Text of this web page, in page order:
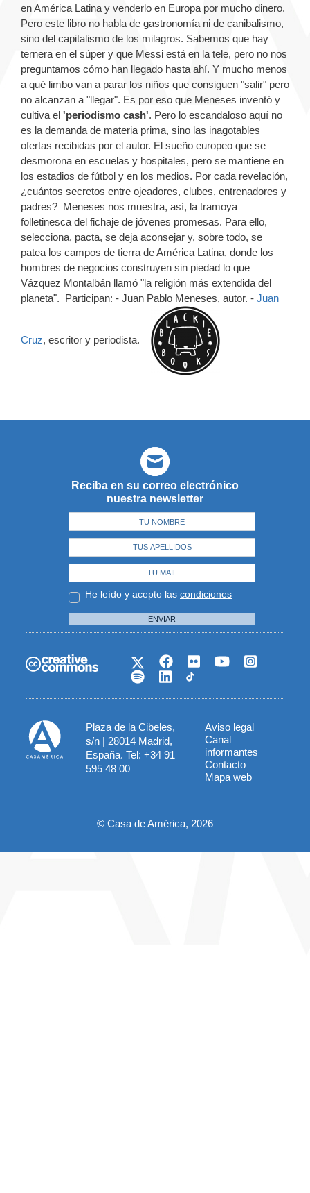
en América Latina y venderlo en Europa por mucho dinero.
Pero este libro no habla de gastronomía ni de canibalismo,
sino del capitalismo de los milagros. Sabemos que hay
ternera en el súper y que Messi está en la tele, pero no nos
preguntamos cómo han llegado hasta ahí. Y mucho menos
a qué limbo van a parar los niños que consiguen "salir" pero
no alcanzan a "llegar". Es por eso que Meneses inventó y
cultiva el 'periodismo cash'. Pero lo escandaloso aquí no
es la demanda de materia prima, sino las inagotables
ofertas recibidas por el autor. El sueño europeo que se
desmorona en escuelas y hospitales, pero se mantiene en
los estadios de fútbol y en los medios. Por cada revelación,
¿cuántos secretos entre ojeadores, clubes, entrenadores y
padres? Meneses nos muestra, así, la tramoya
folletinesca del fichaje de jóvenes promesas. Para ello,
selecciona, pacta, se deja aconsejar y, sobre todo, se
patea los campos de tierra de América Latina, donde los
hombres de negocios construyen sin piedad lo que
Vázquez Montalbán llamó "la religión más extendida del
planeta". Participan: - Juan Pablo Meneses, autor. - Juan
Cruz, escritor y periodista.
Reciba en su correo electrónico
nuestra newsletter
He leído y acepto las condiciones
ENVIAR
Plaza de la Cibeles,
s/n | 28014 Madrid,
España. Tel: +34 91
595 48 00
Menú
del
pie
Aviso legal
Canal
informantes
Contacto
Mapa web
© Casa de América, 2026